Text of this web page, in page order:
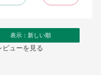
表示：新しい順
ビューを見る